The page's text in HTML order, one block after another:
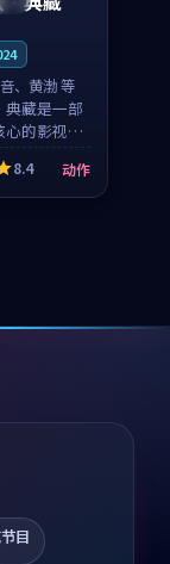
、黄渤 等
藏是一部
心的影视作
机、反转与
开，整体节
得推荐观
8.4 动作
目